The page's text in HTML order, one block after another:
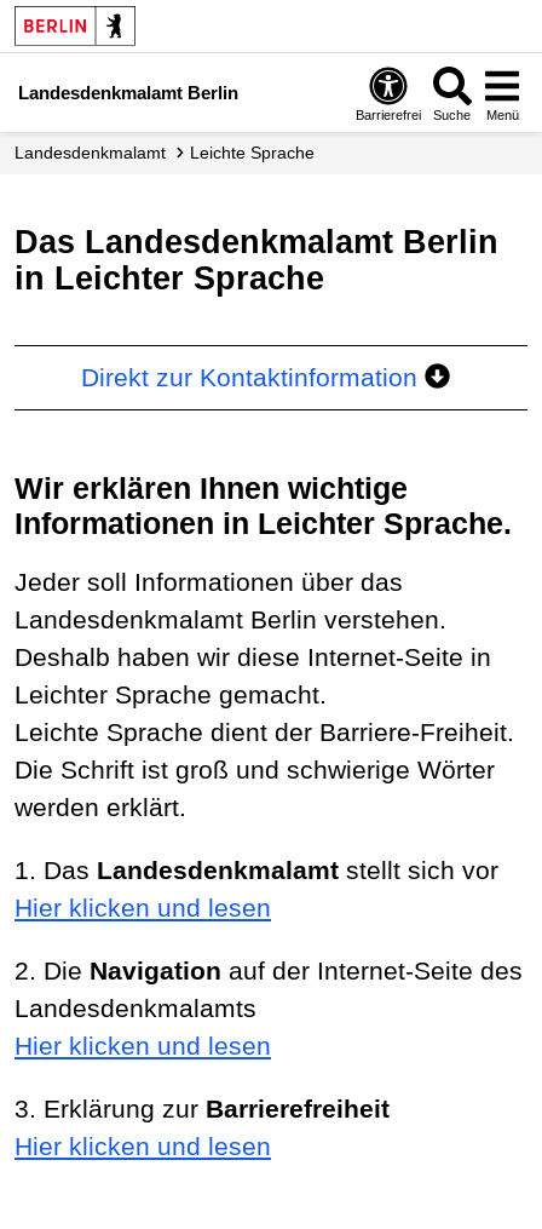
Landesdenkmalamt Berlin
Barrierefrei Suche Menü
Landesdenkmalamt Leichte Sprache
Das Landesdenkmalamt Berlin
in Leichter Sprache
Direkt zur Kontaktinformation
Wir erklären Ihnen wichtige
Informationen in Leichter Sprache.
Jeder soll Informationen über das
Landesdenkmalamt Berlin verstehen.
Deshalb haben wir diese Internet-Seite in
Leichter Sprache gemacht.
Leichte Sprache dient der Barriere-Freiheit.
Die Schrift ist groß und schwierige Wörter
werden erklärt.
1. Das Landesdenkmalamt stellt sich vor
Hier klicken und lesen
2. Die Navigation auf der Internet-Seite des
Landesdenkmalamts
Hier klicken und lesen
3. Erklärung zur Barrierefreiheit
Hier klicken und lesen